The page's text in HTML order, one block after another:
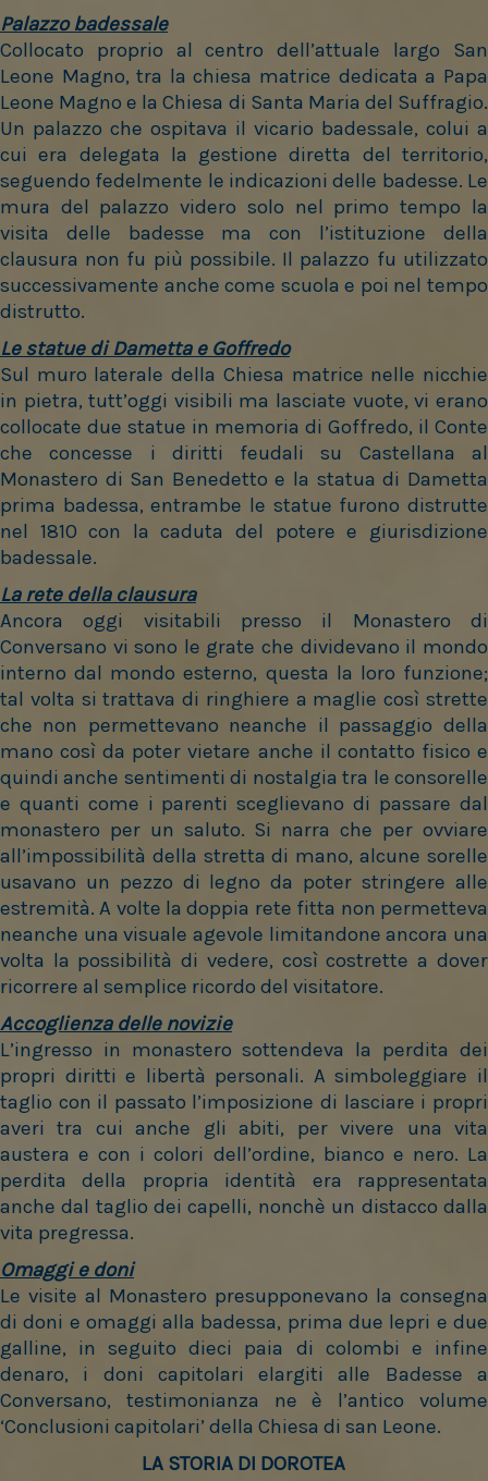
Palazzo badessale
Collocato proprio al centro dell’attuale largo San
Leone Magno, tra la chiesa matrice dedicata a Papa
Leone Magno e la Chiesa di Santa Maria del Suffragio.
Un palazzo che ospitava il vicario badessale, colui a
cui era delegata la gestione diretta del territorio,
seguendo fedelmente le indicazioni delle badesse. Le
mura del palazzo videro solo nel primo tempo la
visita delle badesse ma con l’istituzione della
clausura non fu più possibile. Il palazzo fu utilizzato
successivamente anche come scuola e poi nel tempo
distrutto.
Le statue di Dametta e Goffredo
Sul muro laterale della Chiesa matrice nelle nicchie
in pietra, tutt’oggi visibili ma lasciate vuote, vi erano
collocate due statue in memoria di Goffredo, il Conte
che concesse i diritti feudali su Castellana al
Monastero di San Benedetto e la statua di Dametta
prima badessa, entrambe le statue furono distrutte
nel 1810 con la caduta del potere e giurisdizione
badessale.
La rete della clausura
Ancora oggi visitabili presso il Monastero di
Conversano vi sono le grate che dividevano il mondo
interno dal mondo esterno, questa la loro funzione;
tal volta si trattava di ringhiere a maglie così strette
che non permettevano neanche il passaggio della
mano così da poter vietare anche il contatto fisico e
quindi anche sentimenti di nostalgia tra le consorelle
e quanti come i parenti sceglievano di passare dal
monastero per un saluto. Si narra che per ovviare
all’impossibilità della stretta di mano, alcune sorelle
usavano un pezzo di legno da poter stringere alle
estremità.A volte la doppia rete fitta non permetteva
neanche una visuale agevole limitandone ancora una
volta la possibilità di vedere, così costrette a dover
ricorrere al semplice ricordo del visitatore.
Accoglienza delle novizie
L’ingresso in monastero sottendeva la perdita dei
propri diritti e libertà personali. A simboleggiare il
taglio con il passato l’imposizione di lasciare i propri
averi tra cui anche gli abiti, per vivere una vita
austera e con i colori dell’ordine, bianco e nero. La
perdita della propria identità era rappresentata
anche dal taglio dei capelli, nonchè un distacco dalla
vita pregressa.
Omaggi e doni
Le visite al Monastero presupponevano la consegna
di doni e omaggi alla badessa, prima due lepri e due
galline, in seguito dieci paia di colombi e infine
denaro, i doni capitolari elargiti alle Badesse a
Conversano, testimonianza ne è l’antico volume
‘Conclusioni capitolari’ della Chiesa di san Leone.
LA STORIA DI DOROTEA